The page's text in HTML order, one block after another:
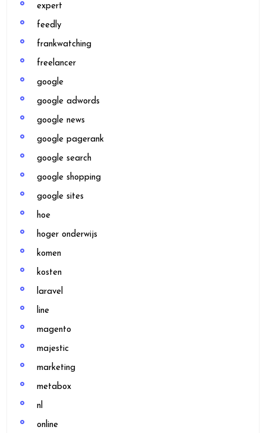
expert
feedly
frankwatching
freelancer
google
google adwords
google news
google pagerank
google search
google shopping
google sites
hoe
hoger onderwijs
komen
kosten
laravel
line
magento
majestic
marketing
metabox
nl
online